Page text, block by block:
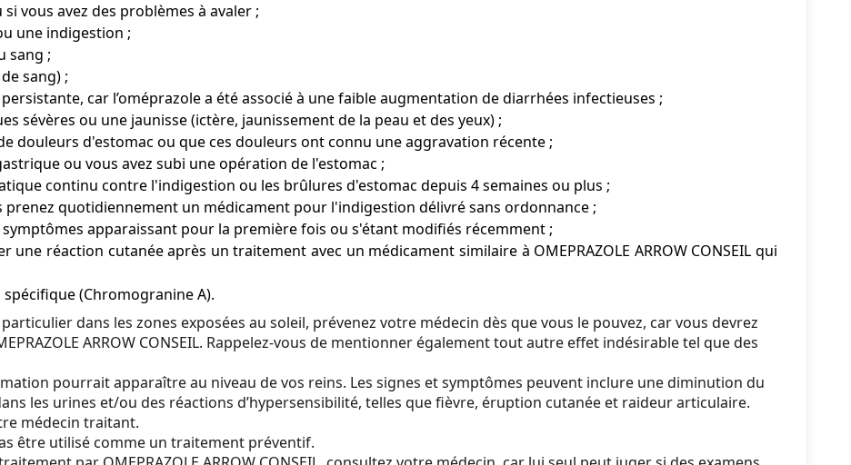
vous avez des problèmes à avaler ;
une indigestion ;
sang ;
sang) ;
car l’oméprazole a été associé à une faible augmentation de diarrhées infectieuses ;
sévères ou une jaunisse (ictère, jaunissement de la peau et des yeux) ;
douleurs d'estomac ou que ces douleurs ont connu une aggravation récente ;
ou vous avez subi une opération de l'estomac ;
continu contre l'indigestion ou les brûlures d'estomac depuis 4 semaines ou plus ;
prenez quotidiennement un médicament pour l'indigestion délivré sans ordonnance ;
symptômes apparaissant pour la première fois ou s'étant modifiés récemment ;
une réaction cutanée après un traitement avec un médicament similaire à OMEPRAZOLE ARROW CONSEIL qui
spécifique (Chromogranine A).
dans les zones exposées au soleil, prévenez votre médecin dès que vous le pouvez, car vous devrez
ARROW CONSEIL. Rappelez-vous de mentionner également tout autre effet indésirable tel que des
pourrait apparaître au niveau de vos reins. Les signes et symptômes peuvent inclure une diminution du
les urines et/ou des réactions d’hypersensibilité, telles que fièvre, éruption cutanée et raideur articulaire.
médecin traitant.
pas être utilisé comme un traitement préventif.